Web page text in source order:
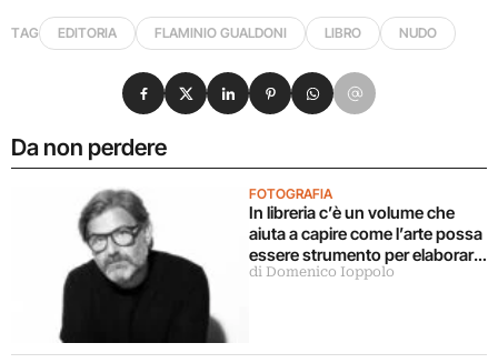
TAG EDITORIA FLAMINIO GUALDONI LIBRO NUDO
Da non perdere
FOTOGRAFIA
In libreria c’è un volume che
aiuta a capire come l’arte possa
essere strumento per elaborare
il dolore
di Domenico Ioppolo
Condividi su Facebook
Condividi su X
Condividi su LinkedIn
Condividi su Pinterest
Condividi su WhatsApp
Condividi su Email